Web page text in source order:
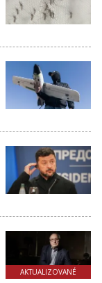
AKTUALIZOVANÉ